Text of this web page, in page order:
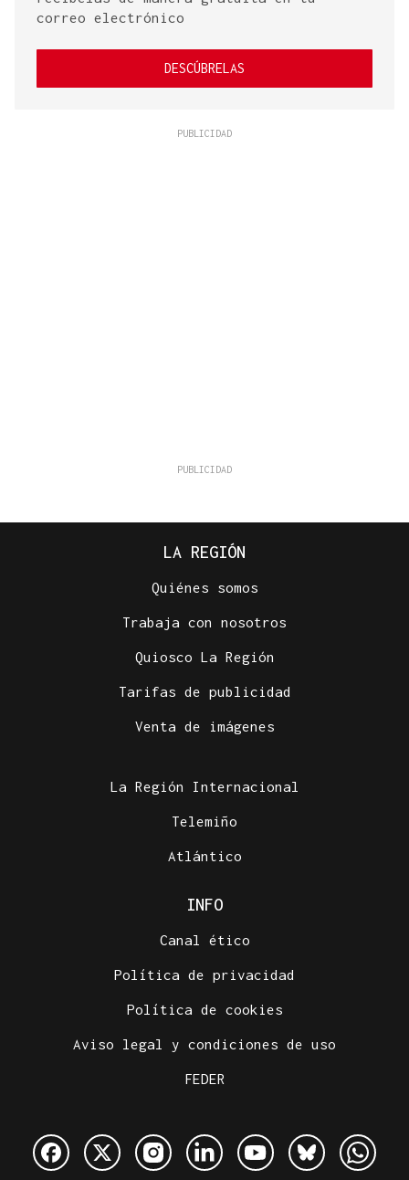
correo electrónico
DESCÚBRELAS
LA REGIÓN
Quiénes somos
Trabaja con nosotros
Quiosco La Región
Tarifas de publicidad
Venta de imágenes
La Región Internacional
Telemiño
Atlántico
INFO
Canal ético
Política de privacidad
Política de cookies
Aviso legal y condiciones de uso
FEDER